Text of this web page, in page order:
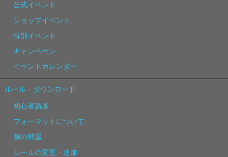
公式イベント
ショップイベント
特別イベント
キャンペーン
イベントカレンダー
ルール・ダウンロード
初心者講座
フォーマットについて
繭の部屋
ルールの変更・追加